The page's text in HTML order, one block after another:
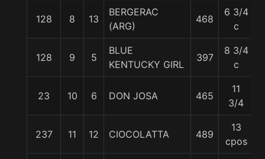
128 8 13
BERGERAC
(ARG)
468
6 3/4
c
128 9 5
BLUE
KENTUCKY GIRL
397
8 3/4
c
23 10 6 DON JOSA 465
11
3/4
237 11 12 CIOCOLATTA 489
13
cpos